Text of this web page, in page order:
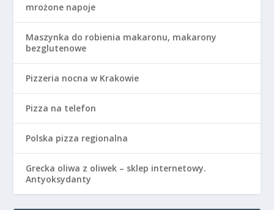
mrożone napoje
Maszynka do robienia makaronu, makarony
bezglutenowe
Pizzeria nocna w Krakowie
Pizza na telefon
Polska pizza regionalna
Grecka oliwa z oliwek – sklep internetowy.
Antyoksydanty